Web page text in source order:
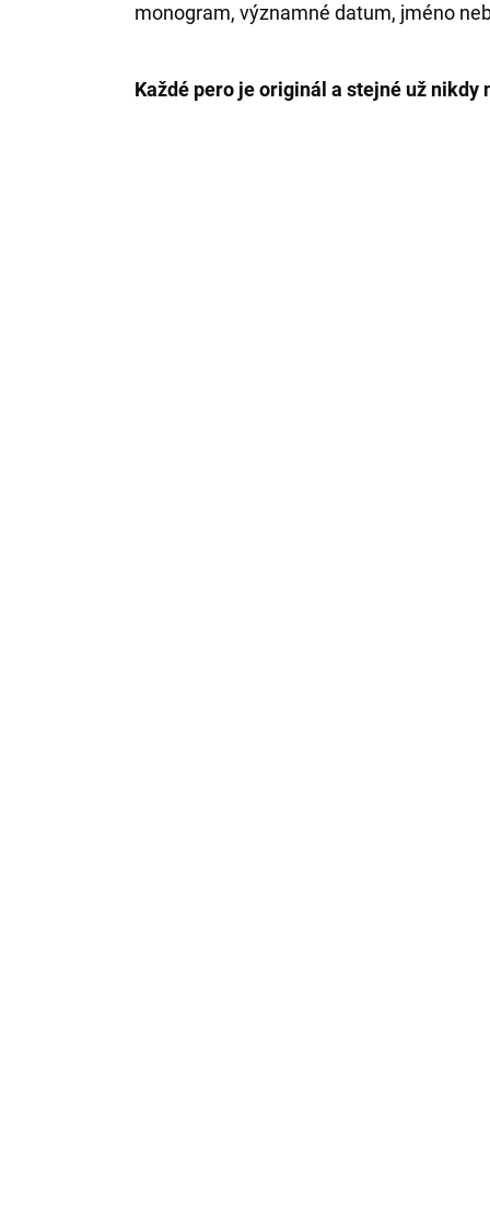
monogram, významné datum, jméno
Každé pero je originál a stejné už nikdy